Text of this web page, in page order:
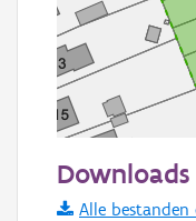
Informatie
Downloads
Alle